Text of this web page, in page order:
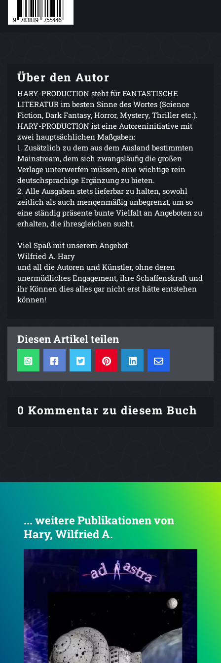
Über den Autor
HARY-PRODUCTION steht für FANTASTISCHE
LITERATUR im besten Sinne des Wortes (Science
Fiction, Dark Fantasy, Horror, Mystery, Thriller etc.).
HARY-PRODUCTION ist eine Autoreninitiative mit
zwei hauptsächlichen Maßgaben:
1. Zusätzlich zu dem aus dem Ausland bestimmten
Mainstream, dem sich zwangsläufig die großen
Verlage unterwerfen müssen, eine wichtige rein
deutschsprachige Ergänzung zu bieten.
2. Alle Ausgaben stets lieferbar zu halten, sowohl
zeitlich als auch mengenmäßig unbegrenzt, um so
eine ständig präsente bunte Vielfalt an Angeboten zu
erhalten, die ihresgleichen sucht.
Viel Spaß mit unserem Angebot
Wilfried A. Hary
und all die Autoren und Künstler, ohne deren
unermüdliches Engagement, ihre Schaffenskraft und
ihr Können dies alles gar nicht erst hätte entstehen
können!
Diesen Artikel teilen
0 Kommentar zu diesem Buch
... weitere Publikationen von
Hary, Wilfried A.